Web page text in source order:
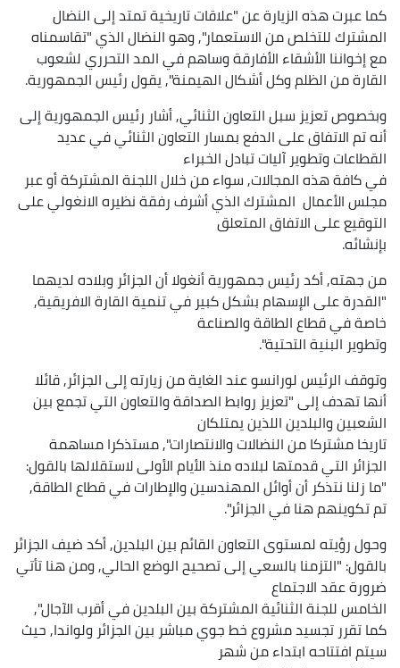
كما عبرت هذه الزيارة عن "علاقات تاريخية تمتد إلى النضال
المشترك للتخلص من الاستعمار", وهو النضال الذي "تقاسمناه
مع إخواننا الأشقاء الأفارقة وساهم في المد التحرري لشعوب
القارة من الظلم وكل أشكال الهيمنة", يقول رئيس الجمهورية.
وبخصوص تعزيز سبل التعاون الثنائي, أشار رئيس الجمهورية إلى
أنه تم الاتفاق على الدفع بمسار التعاون الثنائي في عديد
القطاعات وتطوير آليات تبادل الخبراء
في كافة هذه المجالات, سواء من خلال اللجنة المشتركة أو عبر
مجلس الأعمال المشترك الذي أشرف رفقة نظيره الانغولي على
التوقيع على الاتفاق المتعلق
بإنشائه.
من جهته, أكد رئيس جمهورية أنغولا أن الجزائر وبلاده لديهما
"القدرة على الإسهام بشكل كبير في تنمية القارة الافريقية,
خاصة في قطاع الطاقة والصناعة
وتطوير البنية التحتية".
وتوقف الرئيس لورانسو عند الغاية من زيارته إلى الجزائر, قائلا
أنها تهدف إلى "تعزيز روابط الصداقة والتعاون التي تجمع بين
الشعبين والبلدين اللذين يمتلكان
تاريخا مشتركا من النضالات والانتصارات", مستذكرا مساهمة
الجزائر التي قدمتها لبلاده منذ الأيام الأولى لاستقلالها بالقول:
"ما زلنا نتذكر أن أوائل المهندسين والإطارات في قطاع الطاقة,
تم تكوينهم هنا في الجزائر".
وحول رؤيته لمستوى التعاون القائم بين البلدين, أكد ضيف الجزائر
بالقول: "التزمنا بالسعي إلى تصحيح الوضع الحالي, ومن هنا تأتي
ضرورة عقد الاجتماع
الخامس للجنة الثنائية المشتركة بين البلدين في أقرب الآجال",
كما تقرر تجسيد مشروع خط جوي مباشر بين الجزائر ولواندا, حيث
سيتم افتتاحه ابتداء من شهر